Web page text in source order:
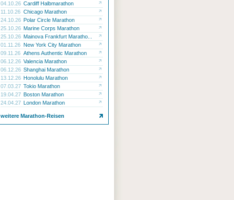
04.10.26 Cardiff Halbmarathon
11.10.26 Chicago Marathon
24.10.26 Polar Circle Marathon
25.10.26 Marine Corps Marathon
25.10.26 Mainova Frankfurt Maratho...
01.11.26 New York City Marathon
09.11.26 Athens Authentic Marathon
06.12.26 Valencia Marathon
06.12.26 Shanghai Marathon
13.12.26 Honolulu Marathon
07.03.27 Tokio Marathon
19.04.27 Boston Marathon
24.04.27 London Marathon
weitere Marathon-Reisen